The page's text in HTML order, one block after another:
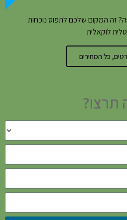
זה המקום שלכם לתפוס נוכחות
לוקאלית
כל המחירים
תרצו?